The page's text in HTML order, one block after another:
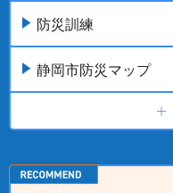
防災訓練
静岡市防災マップ